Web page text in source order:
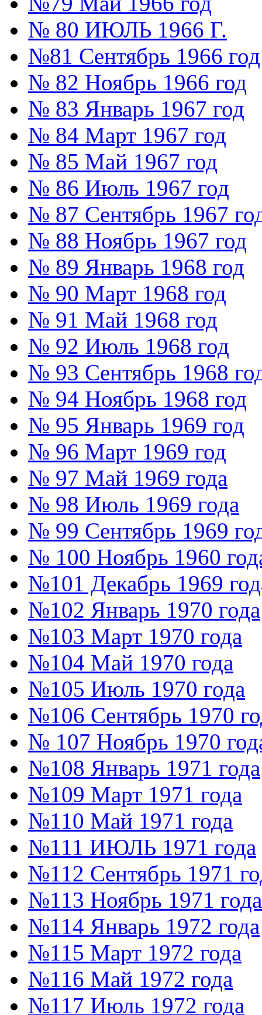
№ 80 ИЮЛЬ 1966 Г.
№81 Сентябрь 1966 год
№ 82 Ноябрь 1966 год
№ 83 Январь 1967 год
№ 84 Март 1967 год
№ 85 Май 1967 год
№ 86 Июль 1967 год
№ 87 Сентябрь 1967
№ 88 Ноябрь 1967 год
№ 89 Январь 1968 год
№ 90 Март 1968 год
№ 91 Май 1968 год
№ 92 Июль 1968 год
№ 93 Сентябрь 1968
№ 94 Ноябрь 1968 год
№ 95 Январь 1969 год
№ 96 Март 1969 год
№ 97 Май 1969 года
№ 98 Июль 1969 года
№ 99 Сентябрь 1969
№ 100 Ноябрь 1960
№101 Декабрь 1969
№102 Январь 1970 года
№103 Март 1970 года
№104 Май 1970 года
№105 Июль 1970 года
№106 Сентябрь 1970
№ 107 Ноябрь 1970
№108 Январь 1971 года
№109 Март 1971 года
№110 Май 1971 года
№111 ИЮЛЬ 1971 года
№112 Сентябрь 1971
№113 Ноябрь 1971 года
№114 Январь 1972 года
№115 Март 1972 года
№116 Май 1972 года
№117 Июль 1972 года